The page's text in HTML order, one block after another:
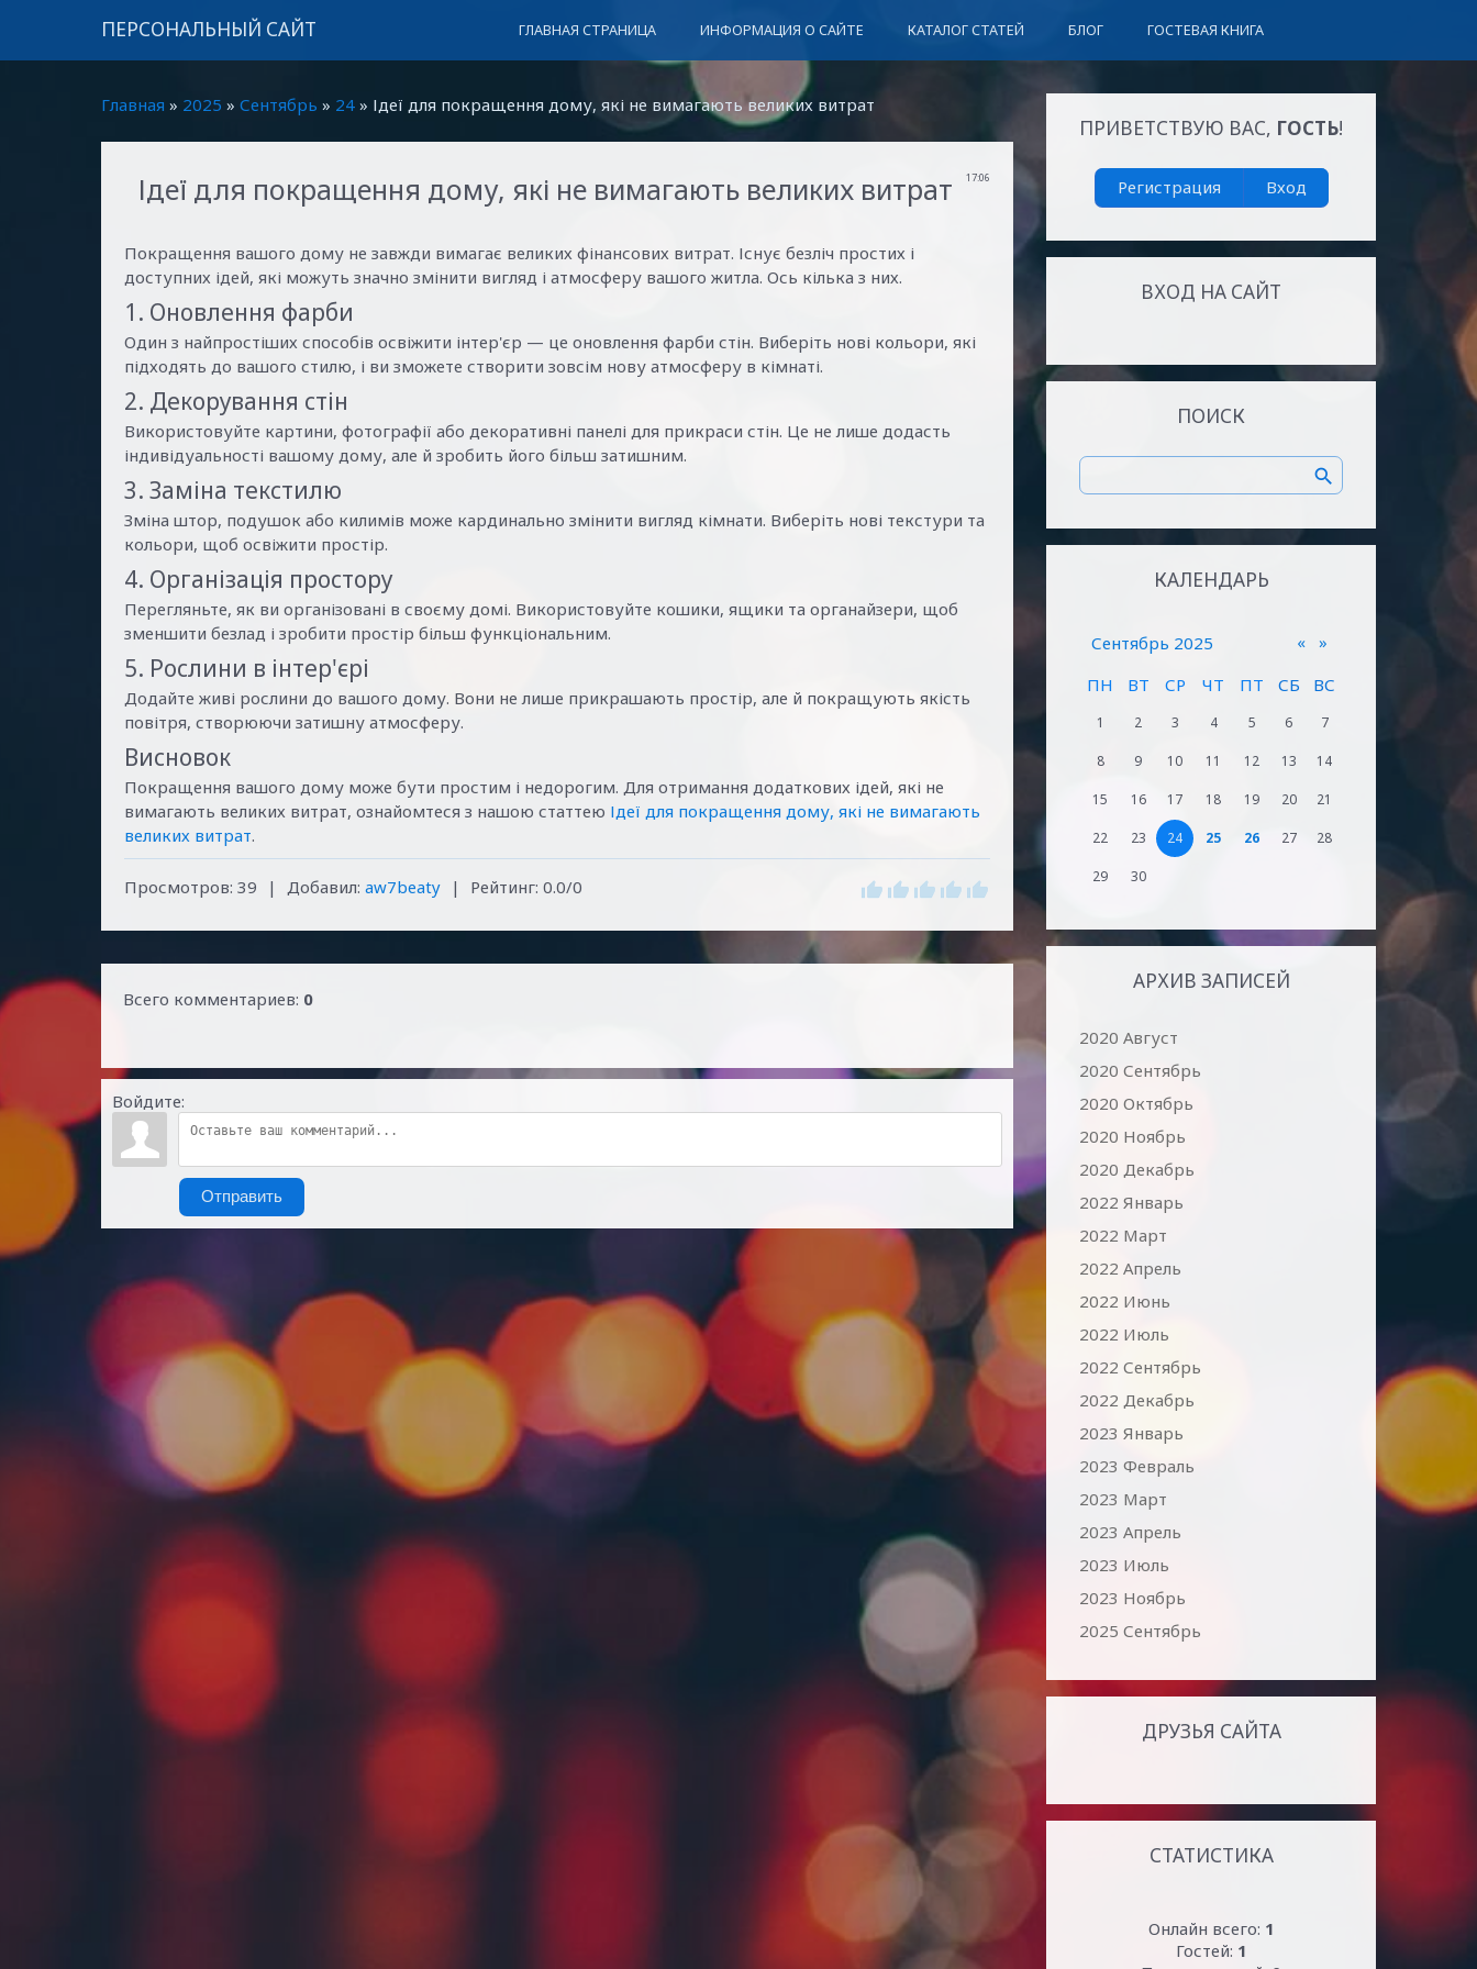
ПЕРСОНАЛЬНЫЙ САЙТ ГЛАВНАЯ СТРАНИЦА ИНФОРМАЦИЯ О САЙТЕ КАТАЛОГ СТАТЕЙ БЛОГ ГОСТЕВАЯ КНИГА
Главная » 2025 » Сентябрь » 24 » Ідеї для покращення дому, які не вимагають великих витрат
17:06
Ідеї для покращення дому, які не вимагають великих витрат
Покращення вашого дому не завжди вимагає великих фінансових витрат. Існує безліч простих і
доступних ідей, які можуть значно змінити вигляд і атмосферу вашого житла. Ось кілька з них.
1. Оновлення фарби
Один з найпростіших способів освіжити інтер'єр — це оновлення фарби стін. Виберіть нові кольори, які
підходять до вашого стилю, і ви зможете створити зовсім нову атмосферу в кімнаті.
2. Декорування стін
Використовуйте картини, фотографії або декоративні панелі для прикраси стін. Це не лише додасть
індивідуальності вашому дому, але й зробить його більш затишним.
3. Заміна текстилю
Зміна штор, подушок або килимів може кардинально змінити вигляд кімнати. Виберіть нові текстури та
кольори, щоб освіжити простір.
4. Організація простору
Перегляньте, як ви організовані в своєму домі. Використовуйте кошики, ящики та органайзери, щоб
зменшити безлад і зробити простір більш функціональним.
5. Рослини в інтер'єрі
Додайте живі рослини до вашого дому. Вони не лише прикрашають простір, але й покращують якість
повітря, створюючи затишну атмосферу.
Висновок
Покращення вашого дому може бути простим і недорогим. Для отримання додаткових ідей, які не
вимагають великих витрат, ознайомтеся з нашою статтею Ідеї для покращення дому, які не вимагають
великих витрат.
Просмотров: 39 | Добавил: aw7beaty | Рейтинг: 0.0/0
Всего комментариев: 0
Войдите:
Отправить
ПРИВЕТСТВУЮ ВАС, ГОСТЬ!
Регистрация Вход
ВХОД НА САЙТ
ПОИСК
КАЛЕНДАРЬ
«
Сентябрь 2025
»
ПН
ВТ СР ЧТ ПТ СБ ВС
1 2 3 4 5 6 7
8 9 10 11 12 13 14
15 16 17 18 19 20 21
22 23 24 25 26 27 28
29 30
АРХИВ ЗАПИСЕЙ
2020 Август
2020 Сентябрь
2020 Октябрь
2020 Ноябрь
2020 Декабрь
2022 Январь
2022 Март
2022 Апрель
2022 Июнь
2022 Июль
2022 Сентябрь
2022 Декабрь
2023 Январь
2023 Февраль
2023 Март
2023 Апрель
2023 Июль
2023 Ноябрь
2025 Сентябрь
ДРУЗЬЯ САЙТА
СТАТИСТИКА
Онлайн всего: 1
Гостей: 1